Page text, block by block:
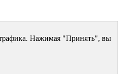
Нажимая "Принять", вы